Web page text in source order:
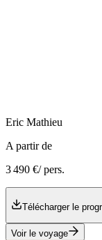
Eric Mathieu
A partir de
3 490 €/ pers.
Télécharger le
Voir le voyage